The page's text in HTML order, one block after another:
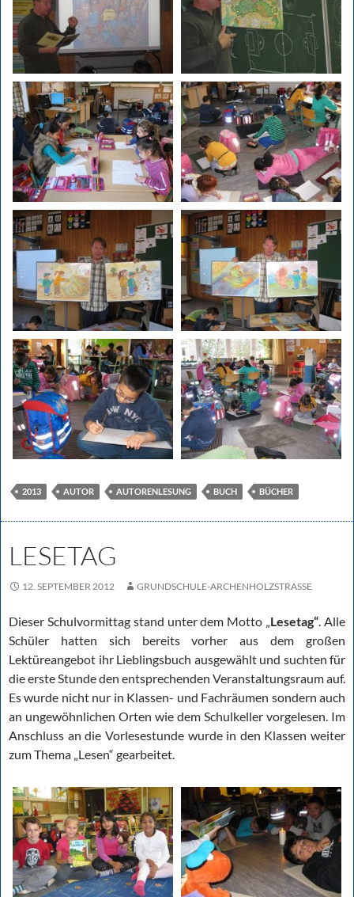
2013 AUTOR AUTORENLESUNG BUCH BÜCHER
LESETAG
12. SEPTEMBER 2012 GRUNDSCHULE-ARCHENHOLZSTRASSE
Dieser Schulvormittag stand unter dem Motto „Lesetag“. Alle
Schüler hatten sich bereits vorher aus dem großen
Lektüreangebot ihr Lieblingsbuch ausgewählt und suchten für
die erste Stunde den entsprechenden Veranstaltungsraum auf.
Es wurde nicht nur in Klassen- und Fachräumen sondern auch
an ungewöhnlichen Orten wie dem Schulkeller vorgelesen. Im
Anschluss an die Vorlesestunde wurde in den Klassen weiter
zum Thema „Lesen“ gearbeitet.